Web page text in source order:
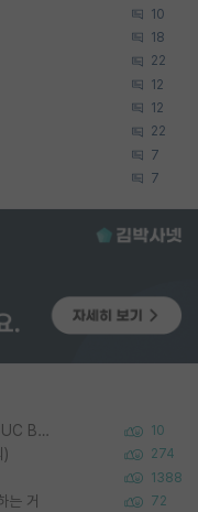
10
18
22
12
12
22
7
7
Korea University 수학, 컴퓨터과학 이학사, UC Berkeley 산업공학 대학원 공학박사가 되는 것은 쉽지 않겠죠? 10
) 274
1388
는 거 72